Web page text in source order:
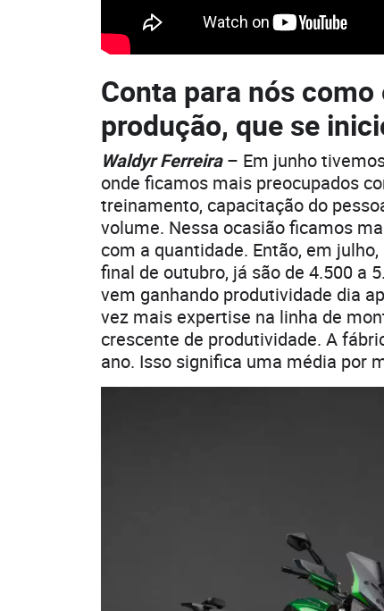
Conta para nós
produção, que se
Waldyr Ferreira– Em junho
onde ficamos mais preocupados
treinamento, capacitação do
volume. Nessa ocasião ficamos
com a quantidade. Então, em
final de outubro, já são de 4.500 a
vem ganhando produtividade dia
vez mais expertise na linha de
crescente de produtividade. A
ano. Isso significa uma média por